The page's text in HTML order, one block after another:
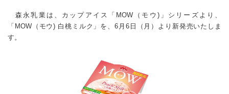
森永乳業は、カップアイス「MOW（モウ)」シリーズより、
「MOW（モウ) 白桃ミルク」を、6月6日（月）より新発売いたしま
す。